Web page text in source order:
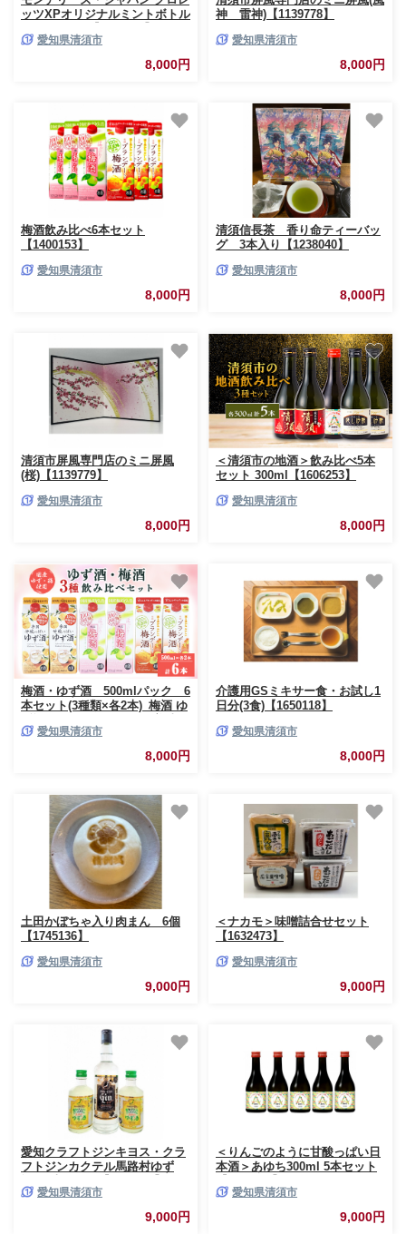
ッツXPオリジナルミントボトル
愛知県清須市
8,000円
神 雷神)【1139778】
愛知県清須市
8,000円
梅酒飲み比べ6本セット
【1400153】
愛知県清須市
8,000円
清須信長茶 香り命ティーバッ
グ 3本入り【1238040】
愛知県清須市
8,000円
清須市屏風専門店のミニ屏風
(桜)【1139779】
愛知県清須市
8,000円
＜清須市の地酒＞飲み比べ5本
セット 300ml【1606253】
愛知県清須市
8,000円
梅酒・ゆず酒 500mlパック 6
本セット(3種類×各2本)_梅酒 ゆ
い【1139985】
愛知県清須市
8,000円
介護用GSミキサー食・お試し1
日分(3食)【1650118】
愛知県清須市
8,000円
土田かぼちゃ入り肉まん 6個
【1745136】
愛知県清須市
9,000円
＜ナカモ＞味噌詰合せセット
【1632473】
愛知県清須市
9,000円
愛知クラフトジンキヨス・クラ
フトジンカクテル馬路村ゆず
愛知県清須市
9,000円
＜りんごのように甘酸っぱい日
本酒＞あゆち300ml 5本セット
愛知県清須市
9,000円